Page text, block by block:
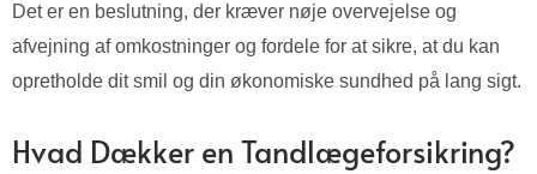
Det er en beslutning, der kræver nøje overvejelse og
afvejning af omkostninger og fordele for at sikre, at du kan
opretholde dit smil og din økonomiske sundhed på lang sigt.
Hvad Dækker en Tandlægeforsikring?